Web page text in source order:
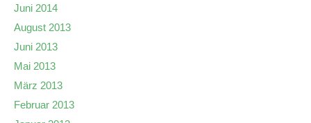
Juni 2014
August 2013
Juni 2013
Mai 2013
März 2013
Februar 2013